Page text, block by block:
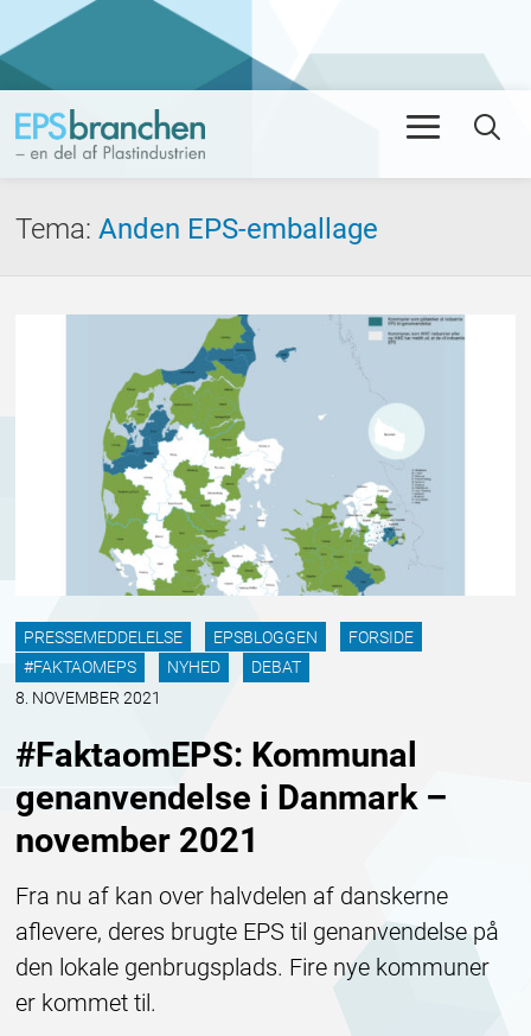
Tema:Anden EPS-emballage
#FaktaomEPS: Kommunal
genanvendelse i Danmark –
november 2021
PRESSEMEDDELELSE EPSBLOGGEN
FORSIDE
#FAKTAOMEPS
NYHED
DEBAT
8. NOVEMBER 2021
Fra nu af kan over halvdelen af danskerne
aflevere, deres brugte EPS til genanvendelse på
den lokale genbrugsplads. Fire nye kommuner
er kommet til.